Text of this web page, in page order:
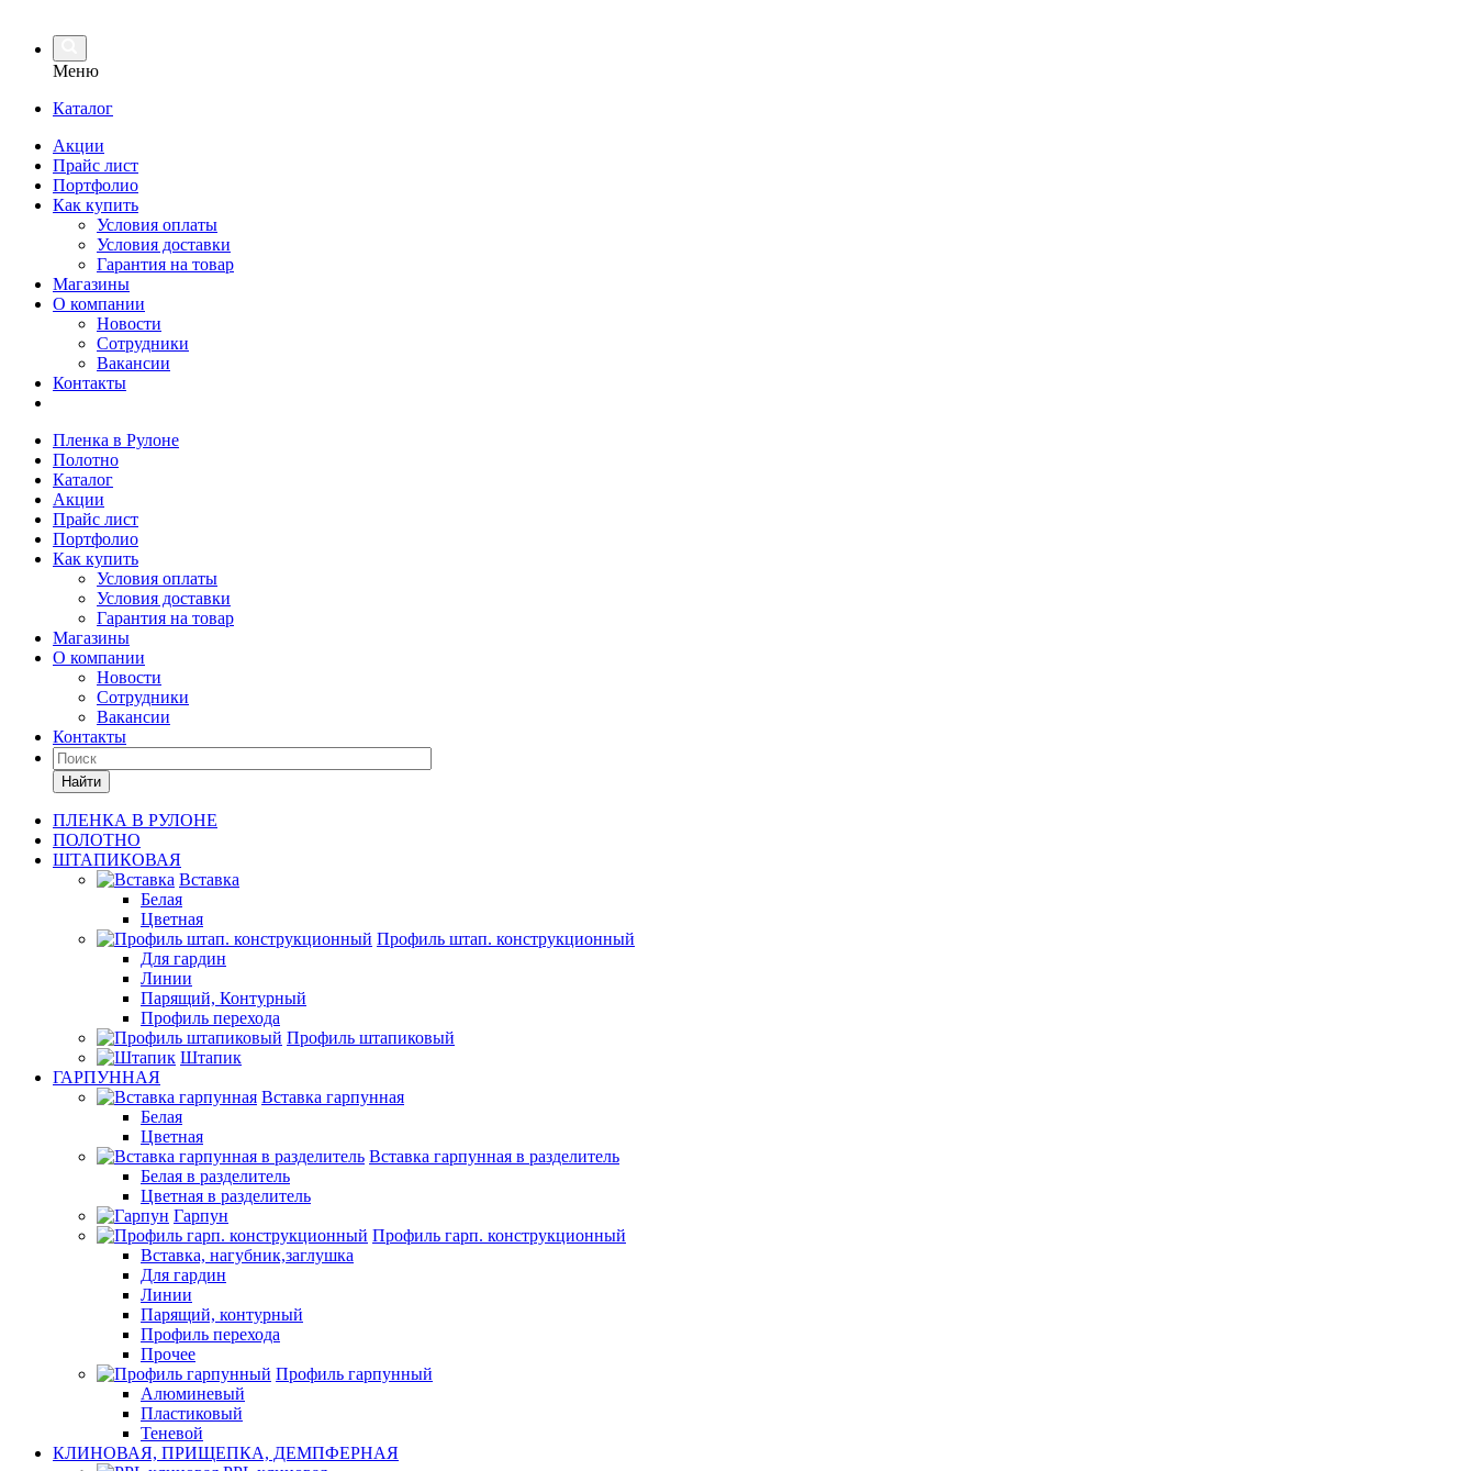
Меню
Каталог
Акции
Прайс лист
Портфолио
Как купить
Условия оплаты
Условия доставки
Гарантия на товар
Магазины
О компании
Новости
Сотрудники
Вакансии
Контакты
Пленка в Рулоне
Полотно
Каталог
Акции
Прайс лист
Портфолио
Как купить
Условия оплаты
Условия доставки
Гарантия на товар
Магазины
О компании
Новости
Сотрудники
Вакансии
Контакты
Найти
ПЛЕНКА В РУЛОНЕ
ПОЛОТНО
ШТАПИКОВАЯ
Вставка
Белая
Цветная
Профиль штап. конструкционный
Для гардин
Линии
Парящий, Контурный
Профиль перехода
Профиль штапиковый
Штапик
ГАРПУННАЯ
Вставка гарпунная
Белая
Цветная
Вставка гарпунная в разделитель
Белая в разделитель
Цветная в разделитель
Гарпун
Профиль гарп. конструкционный
Вставка, нагубник,заглушка
Для гардин
Линии
Парящий, контурный
Профиль перехода
Прочее
Профиль гарпунный
Алюминевый
Пластиковый
Теневой
КЛИНОВАЯ, ПРИЩЕПКА, ДЕМПФЕРНАЯ